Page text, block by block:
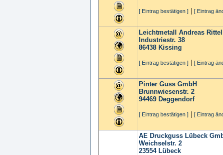
[ Eintrag bestätigen ] [ Eintrag
Leichtmetall Andreas Rittel
Industriestr. 38
86438 Kissing
[ Eintrag bestätigen ] [ Eintrag
Pinter Guss GmbH
Brunnwiesenstr. 2
94469 Deggendorf
[ Eintrag bestätigen ] [ Eintrag
AE Druckguss Lübeck
Weichselstr. 2
23554 Lübeck